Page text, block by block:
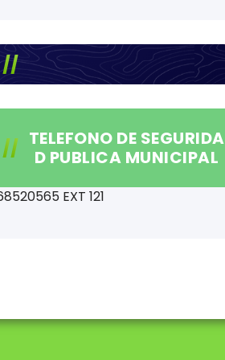
TELEFONO DE SEGURIDA
D PUBLICA MUNICIPAL
EXT 121